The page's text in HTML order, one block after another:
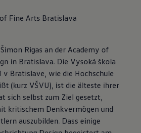
Fine Arts Bratislava
Rigas an der Academy of
in Bratislava. Die Vysoká škola
Bratislave, wie die Hochschule
(kurz VŠVU), ist die älteste ihrer
sich selbst zum Ziel gesetzt,
kritischem Denkvermögen und
auszubilden. Dass einige